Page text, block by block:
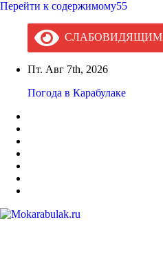
Перейти к содержимому55
СЛАБОВИДЯЩИМ
Пт. Авг 7th, 2026
Погода в Карабулаке